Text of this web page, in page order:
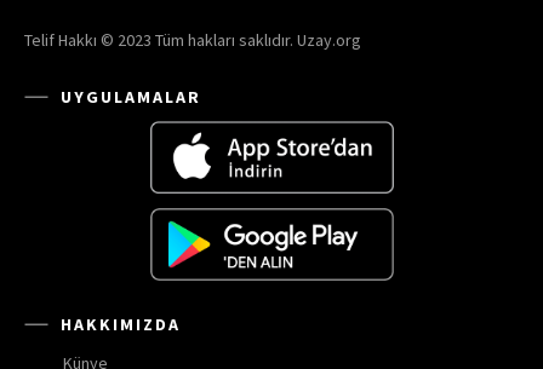
Telif Hakkı © 2023 Tüm hakları saklıdır. Uzay.org
UYGULAMALAR
HAKKIMIZDA
Künye